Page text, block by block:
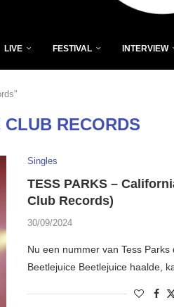
LIVE FESTIVAL INTERVIEW
CLUB RECORDS
Singles
TESS PARKS –
Club Records)
30/09/2024
Nu een nummer van Tess Parks
Beetlejuice Beetlejuice haalde,